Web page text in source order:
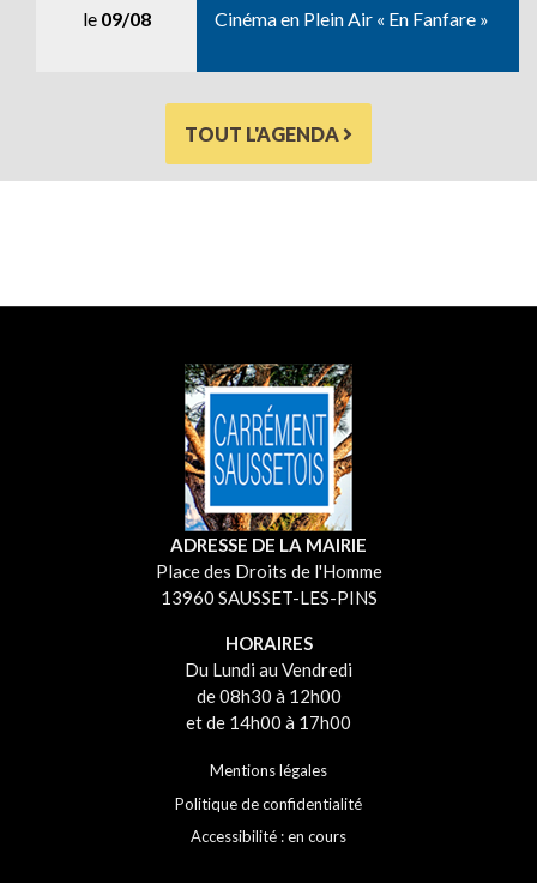
le 09/08 Cinéma en Plein Air « En Fanfare »
TOUT L'AGENDA
ADRESSE DE LA MAIRIE
Place des Droits de l'Homme
13960 SAUSSET-LES-PINS
HORAIRES
Du Lundi au Vendredi
de 08h30 à 12h00
et de 14h00 à 17h00
Mentions légales
Politique de confidentialité
Accessibilité : en cours